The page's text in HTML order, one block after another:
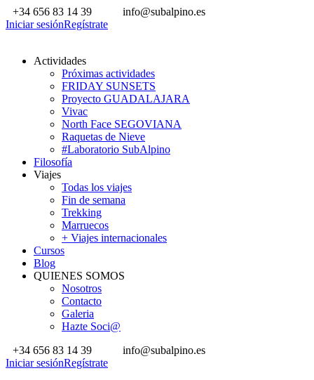
+34 656 83 14 39
info@subalpino.es
Iniciar sesiónRegístrate
Actividades
Próximas actividades
FRIDAY SUNSETS
Proyecto GUADALAJARA
Vivac
North Face SEGOVIANA
Raquetas de Nieve
#Laboratorio SubAlpino
Filosofía
Viajes
Todas los viajes
Fin de semana
Trekking
Marruecos
+ Viajes internacionales
Cursos
Blog
QUIENES SOMOS
Nosotros
Contacto
Galeria
Hazte Soci@
+34 656 83 14 39
info@subalpino.es
Iniciar sesiónRegístrate